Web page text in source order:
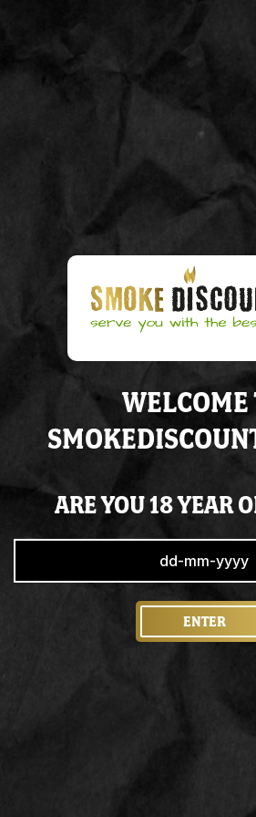
Bestellingen vanaf 28 april 2026 worden
Op werkdagen voor 15:00 uur
GELUKT!
Het bedrijf is nu succesvol
per e-mail op de hoogte
BACK TO HOME
WELCOME
ARE YOU 18 YEAR
ENTER